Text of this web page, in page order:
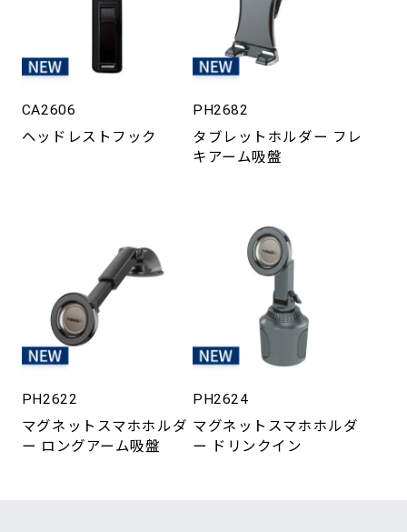
CA2606
ヘッドレストフック
PH2682
タブレットホルダー フレ
キアーム吸盤
PH2622
マグネットスマホホルダ
ー ロングアーム吸盤
PH2624
マグネットスマホホルダ
ー ドリンクイン